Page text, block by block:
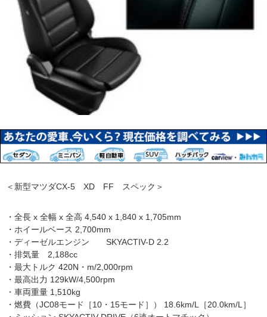
＜新型マツダCX-5 XD FF スペック＞
・全長 x 全幅 x 全高 4,540 x 1,840 x 1,705mm
・ホイールベース 2,700mm
・ディーゼルエンジン SKYACTIV-D 2.2
・排気量 2,188cc
・最大トルク 420N・m/2,000rpm
・最高出力 129kW/4,500rpm
・車両重量 1,510kg
・燃費（JC08モード［10・15モード］） 18.6km/L［20.0km/L］